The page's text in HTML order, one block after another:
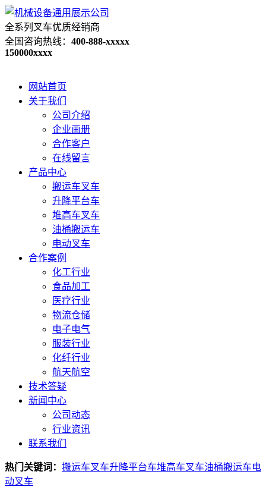
全系列叉车优质经销商
全国咨询热线： 400-888-xxxxx
150000xxxx
网站首页
关于我们
公司介绍
企业画册
合作客户
在线留言
产品中心
搬运车叉车
升降平台车
堆高车叉车
油桶搬运车
电动叉车
合作案例
化工行业
食品加工
医疗行业
物流仓储
电子电气
服装行业
化纤行业
航天航空
技术答疑
新闻中心
公司动态
行业资讯
联系我们
热门关键词： 搬运车叉车升降平台车堆高车叉车油桶搬运车电
动叉车